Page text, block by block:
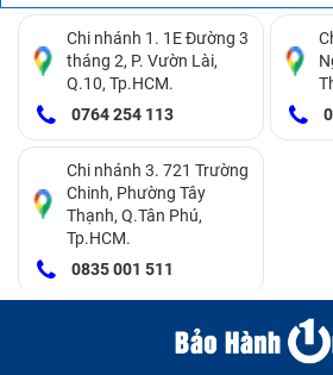
Chi nhánh 1. 1E Đường 3
tháng 2, P. Vườn Lài,
Q.10, Tp.HCM.
0764 254 113
Chi nhánh 3. 721 Trường
Chinh, Phường Tây
Thạnh, Q.Tân Phú,
Tp.HCM.
0835 001 511